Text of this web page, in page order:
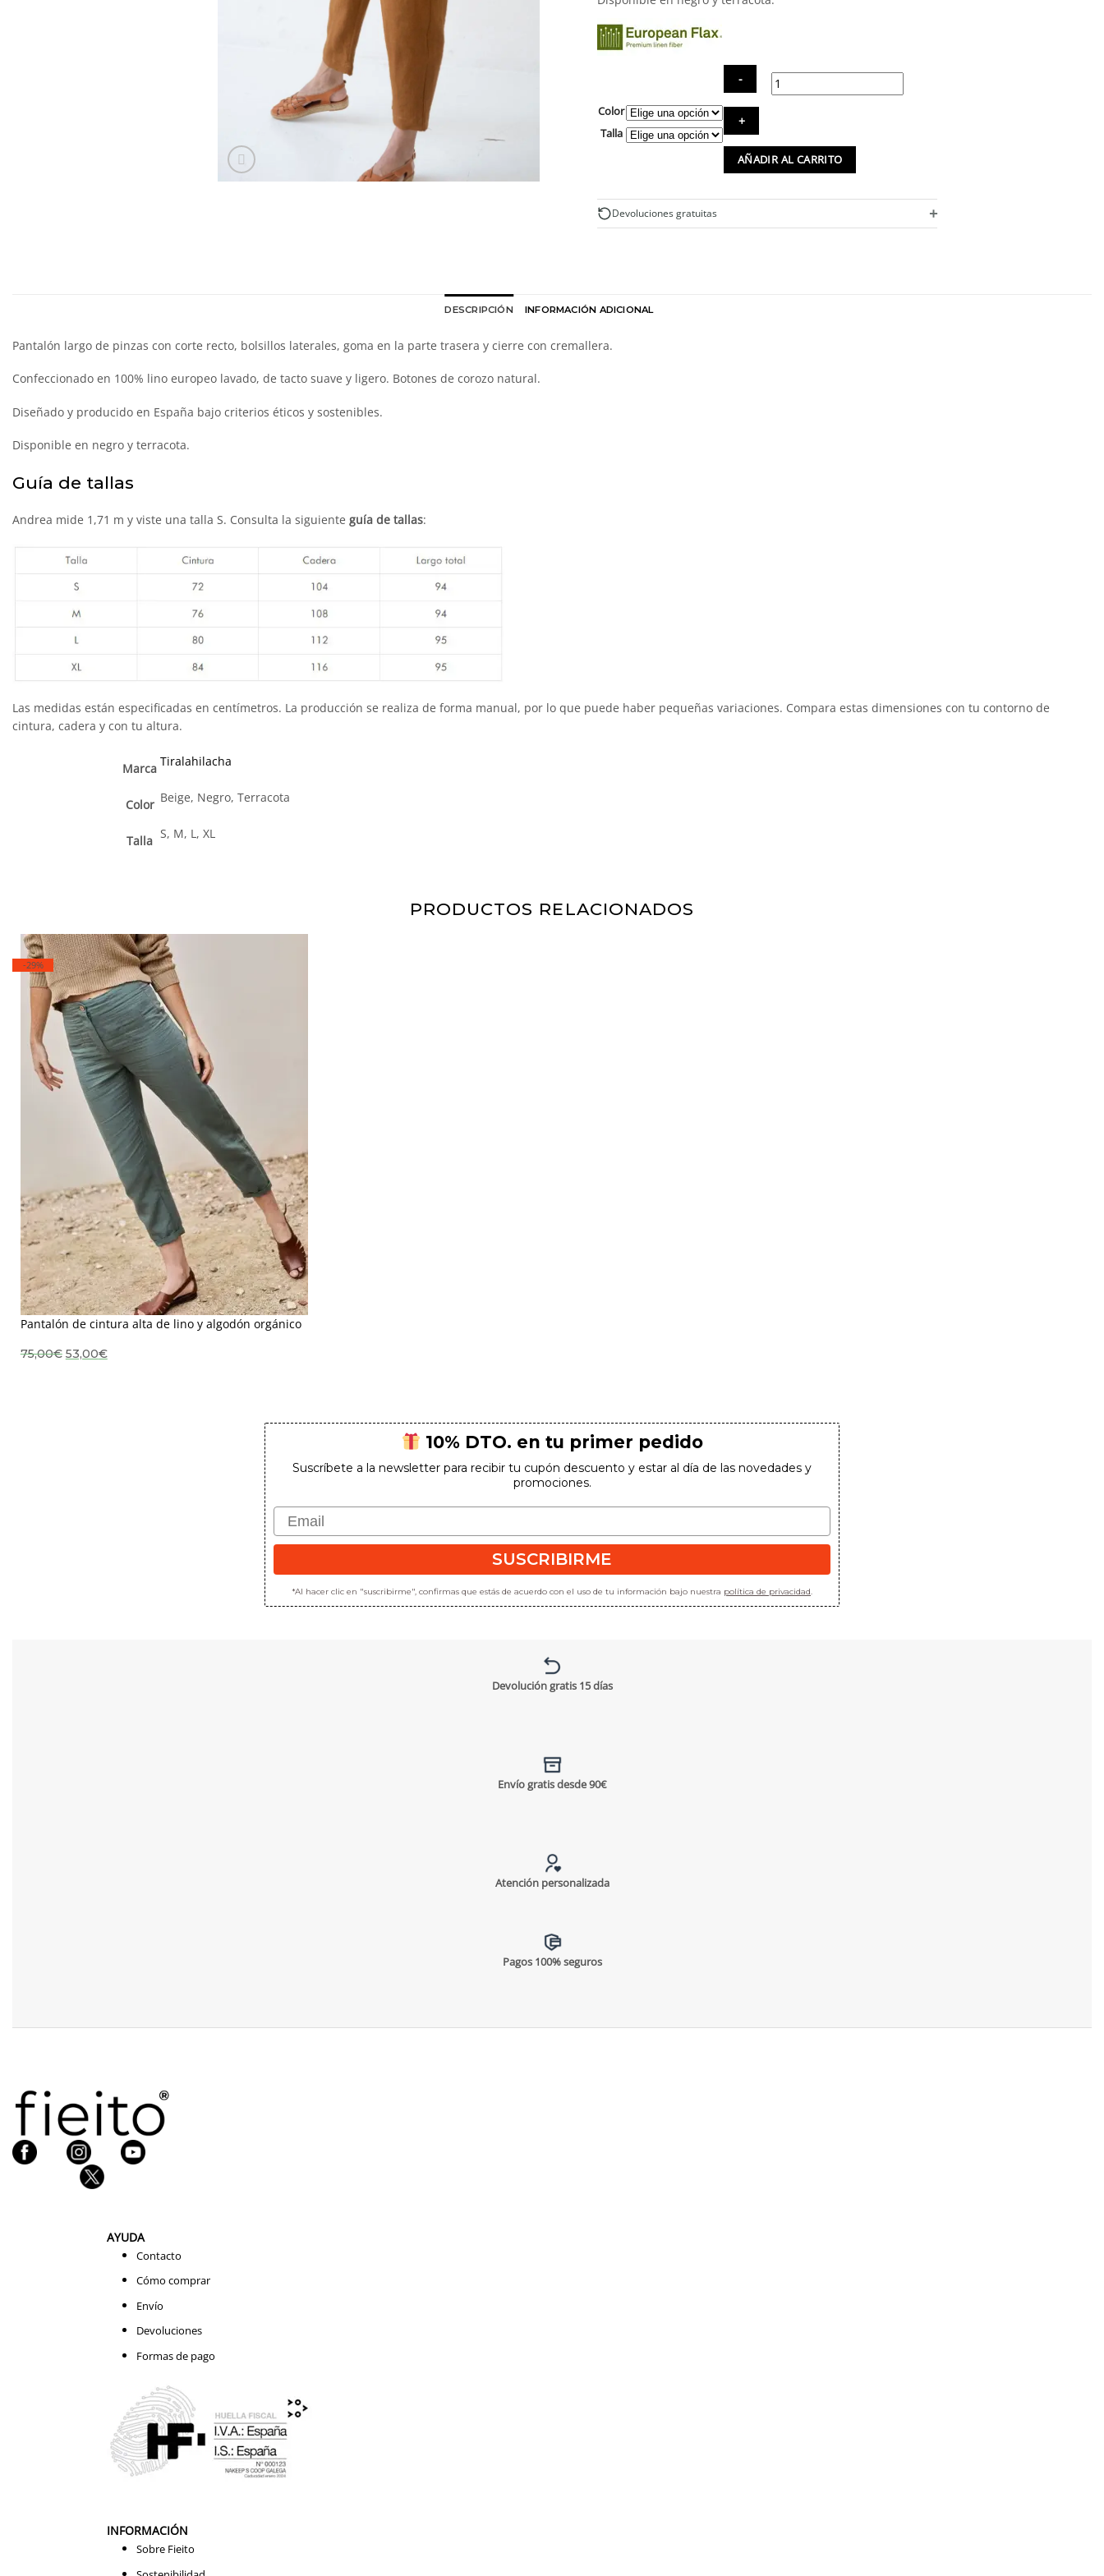
Color
Talla
Pantalón
de
pinzas
lino
AÑADIR AL CARRITO
Devoluciones gratuitas +
DESCRIPCIÓN INFORMACIÓN ADICIONAL
Pantalón largo de pinzas con corte recto, bolsillos laterales, goma en la parte trasera y cierre con cremallera.
Confeccionado en 100% lino europeo lavado, de tacto suave y ligero. Botones de corozo natural.
Diseñado y producido en España bajo criterios éticos y sostenibles.
Disponible en negro y terracota.
Guía de tallas
Andrea mide 1,71 m y viste una talla S. Consulta la siguiente guía de tallas:
Las medidas están especificadas en centímetros. La producción se realiza de forma manual, por lo que puede haber pequeñas variaciones. Compara estas dimensiones con tu contorno de
cintura, cadera y con tu altura.
Marca Tiralahilacha
Color Beige, Negro, Terracota
Talla S, M, L, XL
PRODUCTOS RELACIONADOS
-29%
Pantalón de cintura alta de lino y algodón orgánico
75,00€ El
precio
53,00€El
precio
10% DTO. en tu primer pedido
Suscríbete a la newsletter para recibir tu cupón descuento y estar al día de las novedades y
promociones.
Email
SUSCRIBIRME
*Al hacer clic en "suscribirme", confirmas que estás de acuerdo con el uso de tu información bajo nuestra política de privacidad.
Devolución gratis 15 días
Envío gratis desde 90€
Atención personalizada
Pagos 100% seguros
AYUDA
Contacto
Cómo comprar
Envío
Devoluciones
Formas de pago
INFORMACIÓN
Sobre Fieito